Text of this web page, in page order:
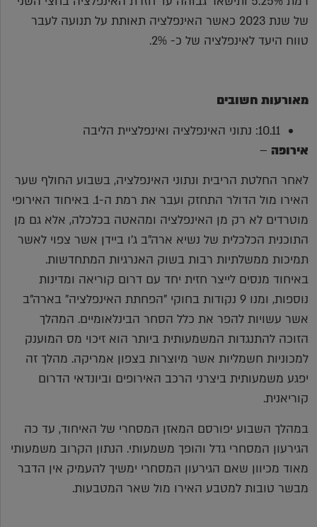
של שנת 2023 כאשר האינפלציה תאותת על תנועה לעבר
טווח היעד לאינפלציה של כ- 2%.
מאורעות חשובים
10.11: נתוני האינפלציה ואינפלציית הליבה
אירופה –
לאחר החלטת הריבית ונתוני האינפלציה, בשבוע החולף שער
האירו מול הדולר התחזק ועבר את רמת ה-1. באיחוד האירופי
מוטרדים לא רק מן האינפלציה ומהאטה בכלכלה, אלא גם מן
התוכנית הכלכלית של נשיא ארה"ב ג'ו ביידן אשר צפוי לאשר
תמיכות ממשלתיות רבות בשוק האנרגיות המתחדשות.
באיחוד מנסים לייצר חזית יחד עם דרום קוריאה ומדינות
נוספות, ומנו 9 נקודות בחוקי "הפחתת האינפלציה" בארה"ב
אשר עשויות להפר את כלל הסחר הבינלאומיים. המהלך
הזוכה להתנגדות המשמעותית ביותר הוא זיכוי מס המוענק
למכוניות חשמליות אשר מיוצרות בצפון אמריקה. מהלך זה
יפגע משמעותית ביצרני הרכב האירופים וביונדאי הדרום
קוריאנית.
במהלך השבוע יפורסם המאזן המסחרי של האיחוד, עד כה
הגירעון המסחרי גדל והופך משמעותי. הנתון הקרוב משמעותי
מאוד מכיוון שאם הגירעון המסחרי ימשיך להעמיק אין הדבר
מבשר טובות למטבע האירו מול שאר המטבעות.